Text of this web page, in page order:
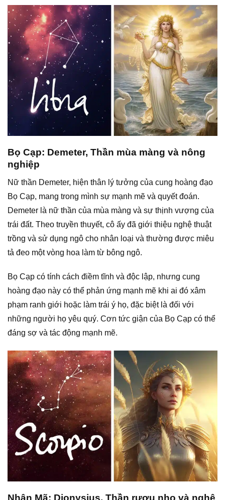
Bọ Cạp: Demeter, Thần mùa màng và nông
nghiệp
Nữ thần Demeter, hiện thân lý tưởng của cung hoàng đạo
Bọ Cạp, mang trong mình sự mạnh mẽ và quyết đoán.
Demeter là nữ thần của mùa màng và sự thịnh vượng của
trái đất. Theo truyền thuyết, cô ấy đã giới thiệu nghệ thuật
trồng và sử dụng ngô cho nhân loại và thường được miêu
tả đeo một vòng hoa làm từ bông ngô.
Bọ Cạp có tính cách điềm tĩnh và độc lập, nhưng cung
hoàng đạo này có thể phản ứng mạnh mẽ khi ai đó xâm
phạm ranh giới hoặc làm trái ý họ, đặc biệt là đối với
những người họ yêu quý. Cơn tức giận của Bọ Cạp có thể
đáng sợ và tác động mạnh mẽ.
Nhân Mã: Dionysius, Thần rượu nho và nghệ